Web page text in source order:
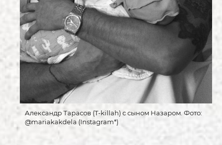
Александр Тарасов (T-killah) с сыном Назаром. Фото:
@mariakakdela (Instagram*)